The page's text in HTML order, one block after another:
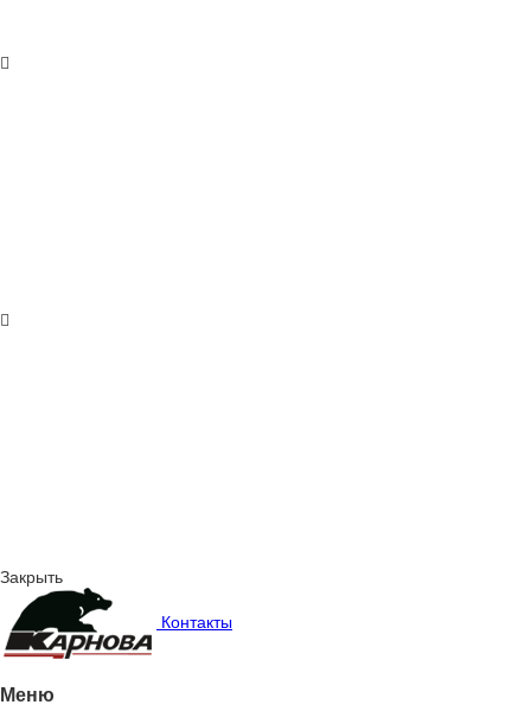
Закрыть
Контакты
Меню